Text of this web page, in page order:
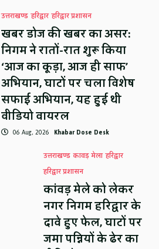
उत्तराखण्ड हरिद्वार हरिद्वार प्रशासन
खबर डोज की खबर का असर:
निगम ने रातों-रात शुरू किया
‘आज का कूड़ा, आज ही साफ’
अभियान, घाटों पर चला विशेष
सफाई अभियान, यह हुई थी
वीडियो वायरल
06 Aug, 2026 Khabar Dose Desk
उत्तराखण्ड कावड़ मेला हरिद्वार
हरिद्वार प्रशासन
कांवड़ मेले को लेकर
नगर निगम हरिद्वार के
दावे हुए फेल, घाटों पर
जमा पन्नियों के ढेर का